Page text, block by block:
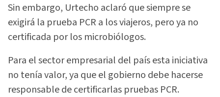
Sin embargo, Urtecho aclaró que siempre se
exigirá la prueba PCR a los viajeros, pero ya no
certificada por los microbiólogos.
Para el sector empresarial del país esta iniciativa
no tenía valor, ya que el gobierno debe hacerse
responsable de certificarlas pruebas PCR.